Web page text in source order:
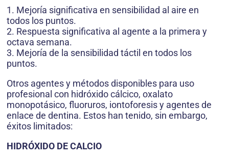
1. Mejoría significativa en sensibilidad al aire en
todos los puntos.
2. Respuesta significativa al agente a la primera y
octava semana.
3. Mejoría de la sensibilidad táctil en todos los
puntos.
Otros agentes y métodos disponibles para uso
profesional con hidróxido cálcico, oxalato
monopotásico, fluoruros, iontoforesis y agentes de
enlace de dentina. Estos han tenido, sin embargo,
éxitos limitados:
HIDRÓXIDO DE CALCIO